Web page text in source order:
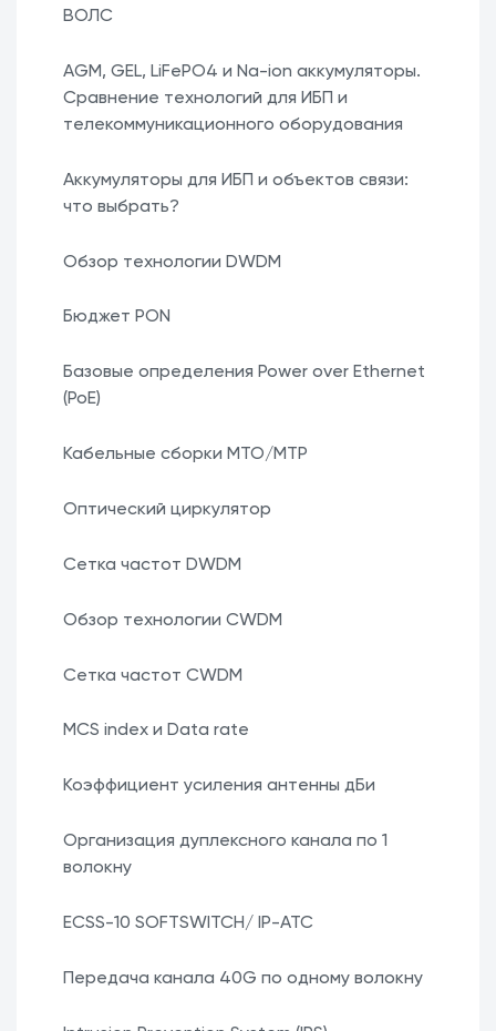
ВОЛС
AGM, GEL, LiFePO4 и Na-ion аккумуляторы.
Сравнение технологий для ИБП и
телекоммуникационного оборудования
Аккумуляторы для ИБП и объектов связи:
что выбрать?
Обзор технологии DWDM
Бюджет PON
Базовые определения Power over Ethernet
(PoE)
Кабельные сборки MTO/MTP
Оптический циркулятор
Сетка частот DWDM
Обзор технологии CWDM
Сетка частот CWDM
MCS index и Data rate
Коэффициент усиления антенны дБи
Организация дуплексного канала по 1
волокну
ECSS-10 SOFTSWITCH/ IP-АТС
Передача канала 40G по одному волокну